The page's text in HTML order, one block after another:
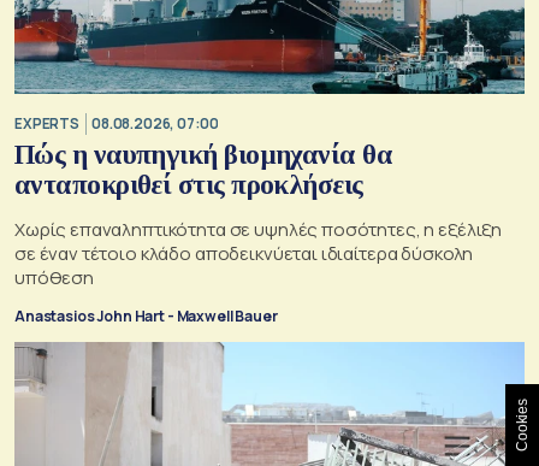
EXPERTS 08.08.2026, 07:00
Πώς η ναυπηγική βιομηχανία θα
ανταποκριθεί στις προκλήσεις
Χωρίς επαναληπτικότητα σε υψηλές ποσότητες, η εξέλιξη
σε έναν τέτοιο κλάδο αποδεικνύεται ιδιαίτερα δύσκολη
υπόθεση
Anastasios John Hart - Maxwell Bauer
Cookies